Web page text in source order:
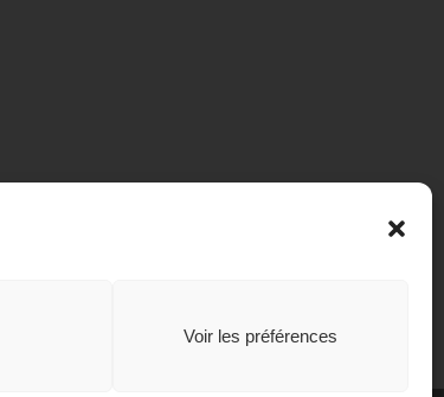
Voir les préférences